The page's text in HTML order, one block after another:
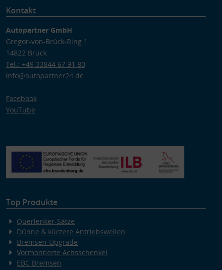
Kontakt
Autopartner GmbH
Gregor-von-Brück-Ring 1
14822 Brück
Tel.: +49 33844 67 91 80
info@autopartner24.de
Facebook
YouTube
Top Produkte
Querlenker-Sätze
Dünne & kürzere Antriebswellen
Bremsen-Upgrade
Vormontierte Achsschenkel
EBC Bremsen